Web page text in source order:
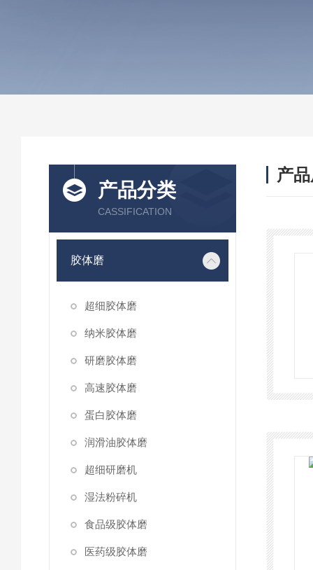
产品分类
CASSIFICATION
胶体磨
超细胶体磨
纳米胶体磨
研磨胶体磨
高速胶体磨
蛋白胶体磨
润滑油胶体磨
超细研磨机
湿法粉碎机
食品级胶体磨
医药级胶体磨
产